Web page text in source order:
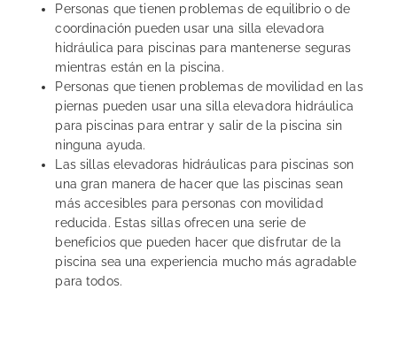
Personas que tienen problemas de equilibrio o de
coordinación pueden usar una silla elevadora
hidráulica para piscinas para mantenerse seguras
mientras están en la piscina.
Personas que tienen problemas de movilidad en las
piernas pueden usar una silla elevadora hidráulica
para piscinas para entrar y salir de la piscina sin
ninguna ayuda.
Las sillas elevadoras hidráulicas para piscinas son
una gran manera de hacer que las piscinas sean
más accesibles para personas con movilidad
reducida. Estas sillas ofrecen una serie de
beneficios que pueden hacer que disfrutar de la
piscina sea una experiencia mucho más agradable
para todos.